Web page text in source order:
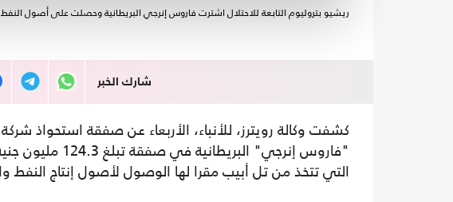
ريشيو بتروليوم التابعة للاحتلال اشترت فاروس إنرجي البريطانية وحصلت على أصول
شارك الخبر
كشفت وكالة رويترز، للأنباء، الأربعاء عن صفقة استحواذ
التي تتخذ من تل أبيب مقرا لها الوصول لأصول إنتاج النفط